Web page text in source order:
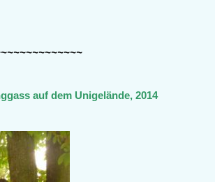
auf dem Unigelände, 2014